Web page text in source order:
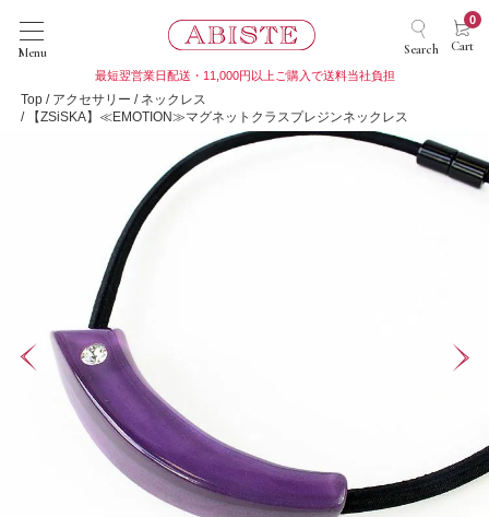
Menu Search Cart
0
最短翌営業日配送・11,000円以上ご購入で送料当社負担
Top アクセサリー
ネックレス
【ZSiSKA】≪EMOTION≫マグネットクラスプレジンネックレス